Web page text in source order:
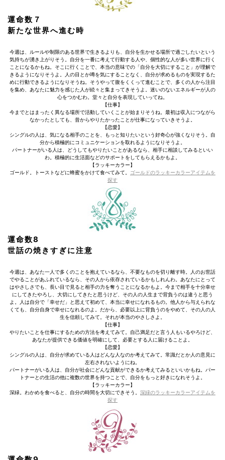
運命数７
新たな世界へ進む時
今週は、ルールや制限のある世界で生きるよりも、自分を生かせる場所で過ごしたいという
気持ちが湧き上がりそう。自分を一番に考えて行動する人や、個性的な人が多い世界に行く
ことになるかもね。そこに行くことで、本当の意味での「自分を大切にすること」が理解で
きるようになりそうよ。人の目とか噂を気にすることなく、自分が求めるものを実現するた
めに行動できるようになりそうね。そうやって腹をくくって進むことで、多くの人から注目
を集め、あなたに魅力を感じた人が続々と集まってきそうよ。迷いのないエネルギーが人の
心をつかむわ。堂々と自分を表現していってね。
【仕事】
今までとはまったく異なる場所で活動していくことが始まりそうね。最初は収入につながら
なかったとしても、昔からやりたかったことが仕事になっていきそうよ。
【恋愛】
シングルの人は、気になる相手のことを、もっと知りたいという好奇心が強くなりそう。自
分から積極的にコミュニケーションを取れるようになりそうよ。
パートナーがいる人は、どうしてもやりたいことがあるなら、相手に相談してみるといい
わ。積極的に生活面などのサポートをしてもらえるかもよ。
【ラッキーカラー】
ゴールド。トーストなどに蜂蜜をかけて食べてみて。 ゴールドのラッキーカラーアイテムを
探す
運命数8
世話の焼きすぎに注意
今週は、あなた一人で多くのことを抱えているなら、不要なものを切り離す時。人のお世話
でやることがあふれているなら、その人から依存されているかもしれんわ。あなたにとって
はやさしさでも、長い目で見ると相手の力を奪うことになるかもよ。今まで相手を十分幸せ
にしてきたやろし、大切にしてきたと思うけど、その人の人生まで背負うのは違うと思う
よ。人は自分で「幸せだ」と思えて初めて、本当に幸せになれるもの。他人から与えられな
くても、自分自身で幸せになれるのよ。だから、必要以上に背負うのをやめて、その人の人
生を信頼してみて。それが本当のやさしさよ。
【仕事】
やりたいことを仕事にするための方法を考えてみて。自己満足だと言う人もいるやろけど、
あなたが提供できる価値を明確にして、必要とする人に届けることよ。
【恋愛】
シングルの人は、自分が求めている人はどんな人なのか考えてみて。常識だとか人の意見に
左右されないようにね。
パートナーがいる人は、自分が社会にどんな貢献ができるか考えてみるといいかもね。パー
トナーとの生活の他に複数の世界を持つことで、自分をもっと好きになれそうよ。
【ラッキーカラー】
深緑。わかめを食べると、自分の時間を大切にできそう。 深緑のラッキーカラーアイテムを
探す